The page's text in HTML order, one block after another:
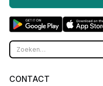
CONTACT